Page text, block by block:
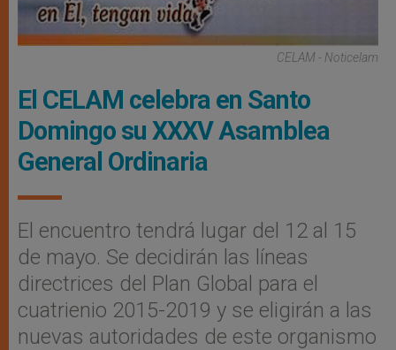
CELAM - Noticelam
El CELAM celebra en Santo
Domingo su XXXV Asamblea
General Ordinaria
El encuentro tendrá lugar del 12 al 15
de mayo. Se decidirán las líneas
directrices del Plan Global para el
cuatrienio 2015-2019 y se eligirán a las
nuevas autoridades de este organismo